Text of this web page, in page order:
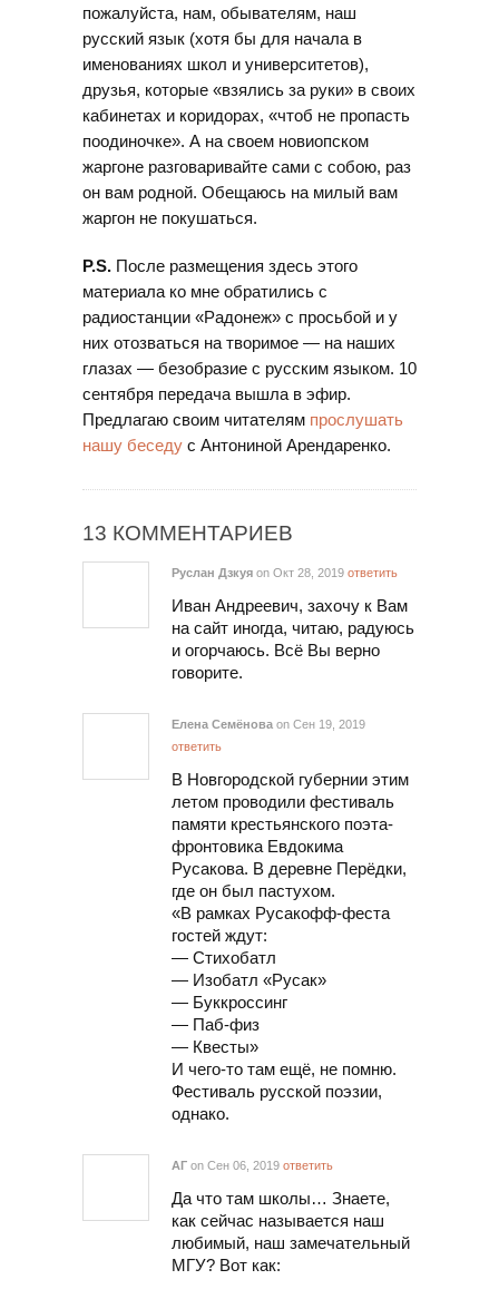
пожалуйста, нам, обывателям, наш
русский язык (хотя бы для начала в
именованиях школ и университетов),
друзья, которые «взялись за руки» в своих
кабинетах и коридорах, «чтоб не пропасть
поодиночке». А на своем новиопском
жаргоне разговаривайте сами с собою, раз
он вам родной. Обещаюсь на милый вам
жаргон не покушаться.
P.S. После размещения здесь этого
материала ко мне обратились с
радиостанции «Радонеж» с просьбой и у
них отозваться на творимое — на наших
глазах — безобразие с русским языком. 10
сентября передача вышла в эфир.
Предлагаю своим читателям прослушать
нашу беседу с Антониной Арендаренко.
13 КОММЕНТАРИЕВ
Руслан Дзкуя on Окт 28, 2019 ответить
Иван Андреевич, захочу к Вам
на сайт иногда, читаю, радуюсь
и огорчаюсь. Всё Вы верно
говорите.
Елена Семёнова on Сен 19, 2019
ответить
В Новгородской губернии этим
летом проводили фестиваль
памяти крестьянского поэта-
фронтовика Евдокима
Русакова. В деревне Перёдки,
где он был пастухом.
«В рамках Русакофф-феста
гостей ждут:
— Стихобатл
— Изобатл «Русак»
— Буккроссинг
— Паб-физ
— Квесты»
И чего-то там ещё, не помню.
Фестиваль русской поэзии,
однако.
АГ on Сен 06, 2019 ответить
Да что там школы… Знаете,
как сейчас называется наш
любимый, наш замечательный
МГУ? Вот как: